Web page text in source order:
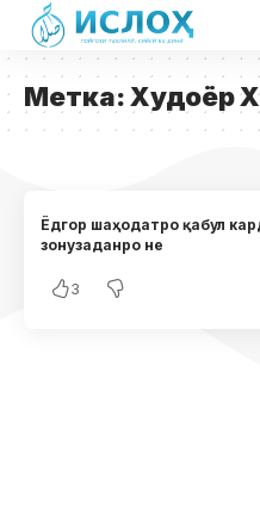
Метка: Худоёр
Ёдгор шаҳодатро қабул
зонузаданро не
3